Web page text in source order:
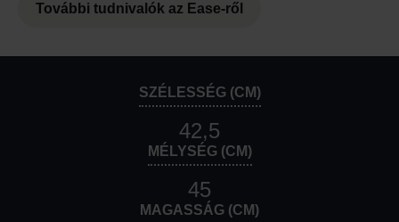
További tudnivalók az Ease-ről
SZÉLESSÉG (CM)
42,5
MÉLYSÉG (CM)
45
MAGASSÁG (CM)